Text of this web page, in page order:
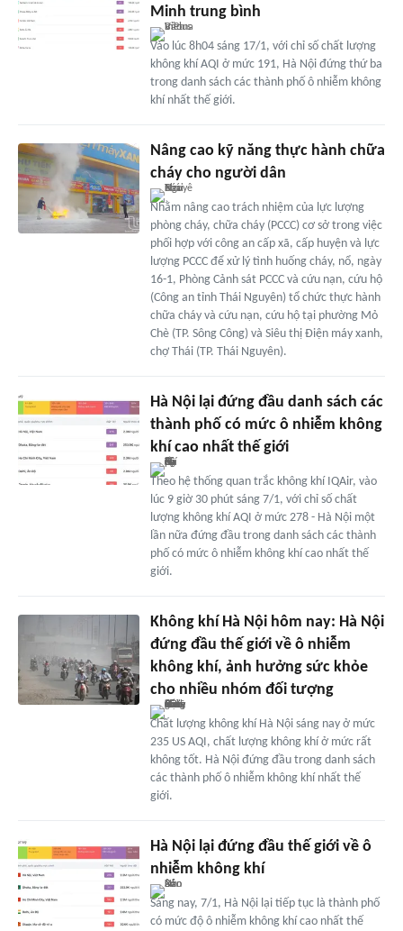
Minh trung bình
Vào lúc 8h04 sáng 17/1, với chỉ số chất lượng
không khí AQI ở mức 191, Hà Nội đứng thứ ba
trong danh sách các thành phố ô nhiễm không
khí nhất thế giới.
Nâng cao kỹ năng thực hành chữa
cháy cho người dân
Nhằm nâng cao trách nhiệm của lực lượng
phòng cháy, chữa cháy (PCCC) cơ sở trong việc
phối hợp với công an cấp xã, cấp huyện và lực
lượng PCCC để xử lý tình huống cháy, nổ, ngày
16-1, Phòng Cảnh sát PCCC và cứu nạn, cứu hộ
(Công an tỉnh Thái Nguyên) tổ chức thực hành
chữa cháy và cứu nạn, cứu hộ tại phường Mỏ
Chè (TP. Sông Công) và Siêu thị Điện máy xanh,
chợ Thái (TP. Thái Nguyên).
Hà Nội lại đứng đầu danh sách các
thành phố có mức ô nhiễm không
khí cao nhất thế giới
Theo hệ thống quan trắc không khí IQAir, vào
lúc 9 giờ 30 phút sáng 7/1, với chỉ số chất
lượng không khí AQI ở mức 278 - Hà Nội một
lần nữa đứng đầu trong danh sách các thành
phố có mức ô nhiễm không khí cao nhất thế
giới.
Không khí Hà Nội hôm nay: Hà Nội
đứng đầu thế giới về ô nhiễm
không khí, ảnh hưởng sức khỏe
cho nhiều nhóm đối tượng
Chất lượng không khí Hà Nội sáng nay ở mức
235 US AQI, chất lượng không khí ở mức rất
không tốt. Hà Nội đứng đầu trong danh sách
các thành phố ô nhiễm không khí nhất thế
giới.
Hà Nội lại đứng đầu thế giới về ô
nhiễm không khí
Sáng nay, 7/1, Hà Nội lại tiếp tục là thành phố
có mức độ ô nhiễm không khí cao nhất thế